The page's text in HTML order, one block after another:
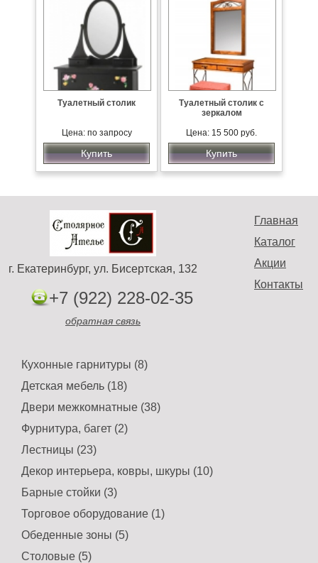
Туалетный столик
Цена: по запросу
Купить
Туалетный столик с
зеркалом
Цена: 15 500 руб.
Купить
Главная
Каталог
Акции
Контакты
г. Екатеринбург, ул. Бисертская, 132
+7 (922) 228-02-35
обратная связь
Кухонные гарнитуры (8)
Детская мебель (18)
Двери межкомнатные (38)
Фурнитура, багет (2)
Лестницы (23)
Декор интерьера, ковры, шкуры (10)
Барные стойки (3)
Торговое оборудование (1)
Обеденные зоны (5)
Столовые (5)